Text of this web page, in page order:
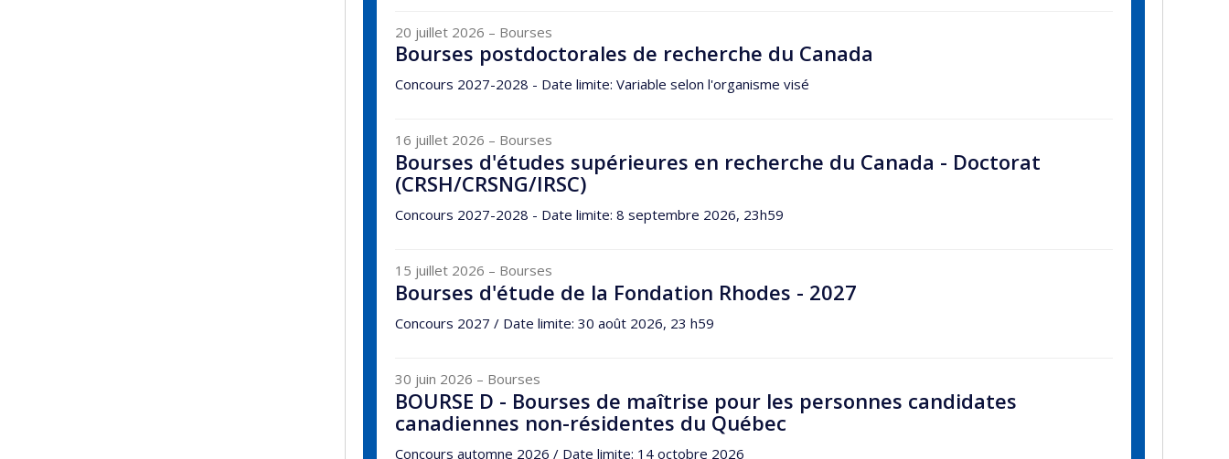
20 juillet 2026 – Bourses
Bourses postdoctorales de recherche du Canada
Concours 2027-2028 - Date limite: Variable selon l'organisme visé
16 juillet 2026 – Bourses
Bourses d'études supérieures en recherche du Canada - Doctorat
(CRSH/CRSNG/IRSC)
Concours 2027-2028 - Date limite: 8 septembre 2026, 23h59
15 juillet 2026 – Bourses
Bourses d'étude de la Fondation Rhodes - 2027
Concours 2027 / Date limite: 30 août 2026, 23 h59
30 juin 2026 – Bourses
BOURSE D - Bourses de maîtrise pour les personnes candidates
canadiennes non-résidentes du Québec
Concours automne 2026 / Date limite: 14 octobre 2026